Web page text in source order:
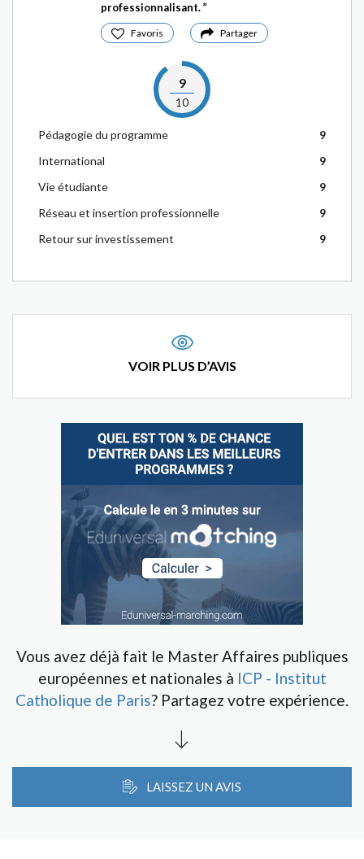
professionnalisant.
Favoris Partager
9
10
Pédagogie du programme
9
International
9
Vie étudiante
9
Réseau et insertion professionnelle
9
Retour sur investissement
9
VOIR PLUS D’AVIS
Vous avez déjà fait le Master Affaires publiques
européennes et nationales à ICP - Institut
Catholique de Paris? Partagez votre expérience.
LAISSEZ UN AVIS